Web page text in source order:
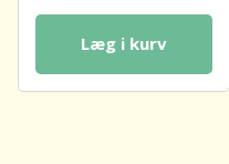
Læg i kurv